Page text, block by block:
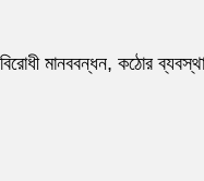
মানববন্ধন, কঠোর